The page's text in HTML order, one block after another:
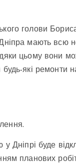
голови
мають всю
цьому вони
будь-які ремонти
у Дніпрі буде
планових